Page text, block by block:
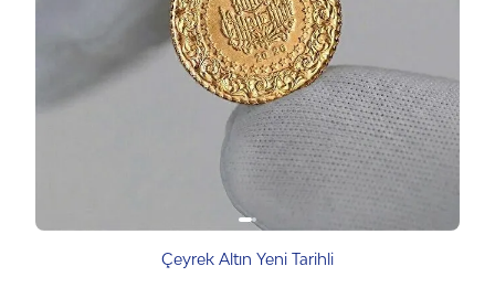
Çeyrek Altın Yeni Tarihli